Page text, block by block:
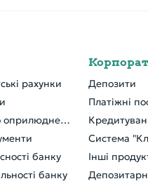
рахунки
Інформація до оприлюднення
банку
банку
Депозити
Платіжні
Система
Інші